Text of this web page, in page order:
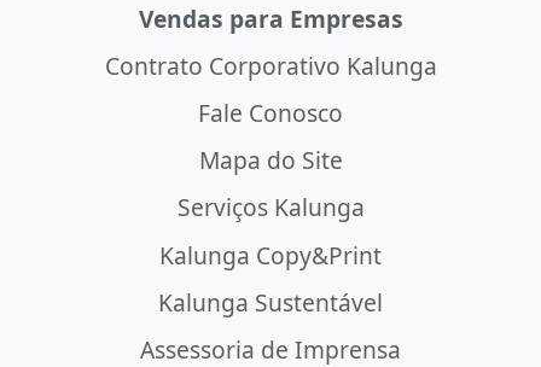
Vendas para Empresas
Contrato Corporativo Kalunga
Fale Conosco
Mapa do Site
Serviços Kalunga
Kalunga Copy&Print
Kalunga Sustentável
Assessoria de Imprensa